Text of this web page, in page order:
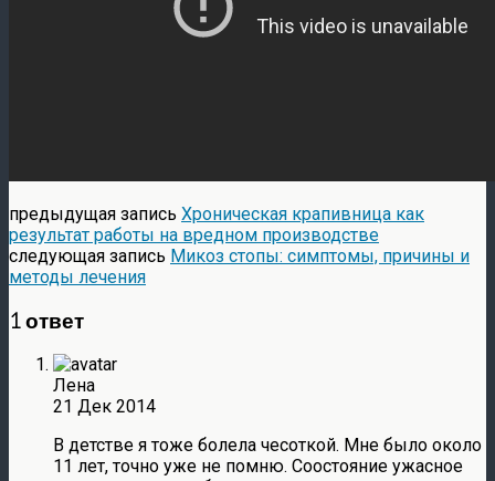
предыдущая запись Хроническая крапивница как
результат работы на вредном производстве
следующая запись Микоз стопы: симптомы, причины и
методы лечения
1 ответ
Лена
21 Дек 2014
В детстве я тоже болела чесоткой. Мне было около
11 лет, точно уже не помню. Соостояние ужасное